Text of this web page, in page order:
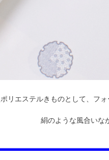
リエステルきものとして、フ
絹のような風合いな